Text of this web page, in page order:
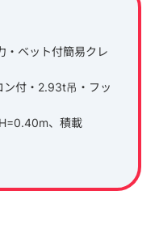
・ベット付簡易クレ
ン付・2.93t吊・フッ
、積載